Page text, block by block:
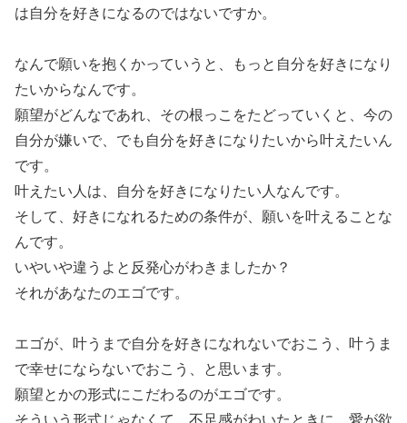
は自分を好きになるのではないですか。
なんで願いを抱くかっていうと、もっと自分を好きになり
たいからなんです。
願望がどんなであれ、その根っこをたどっていくと、今の
自分が嫌いで、でも自分を好きになりたいから叶えたいん
です。
叶えたい人は、自分を好きになりたい人なんです。
そして、好きになれるための条件が、願いを叶えることな
んです。
いやいや違うよと反発心がわきましたか？
それがあなたのエゴです。
エゴが、叶うまで自分を好きになれないでおこう、叶うま
で幸せにならないでおこう、と思います。
願望とかの形式にこだわるのがエゴです。
そういう形式じゃなくて、不足感がわいたときに、愛が欲